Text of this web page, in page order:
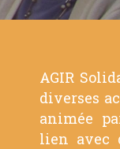
AGIR
diverses
animée
lien avec